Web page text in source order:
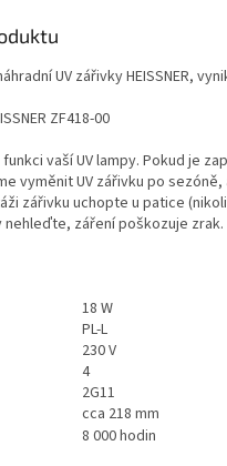
UV zářivky HEISSNER,
ZF418-00
vaší UV lampy. Pokud je
vyměnit UV zářivku po
zářivku uchopte u patice
záření poškozuje zrak.
18 W
PL-L
230 V
4
2G11
cca 218 mm
8 000 hodin